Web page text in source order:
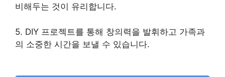
비해두는 것이 유리합니다.
5. DIY 프로젝트를 통해 창의력을 발휘하고 가족과
의 소중한 시간을 보낼 수 있습니다.